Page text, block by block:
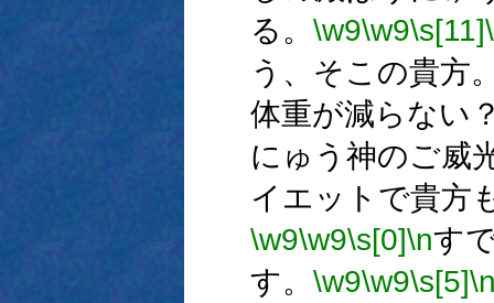
る。 \w9\w9\s[11]
う、そこの貴方
体重が減らない
にゅう神のご威
イエットで貴方
\w9\w9\s[0]\nす
す。 \w9\w9\s[5]